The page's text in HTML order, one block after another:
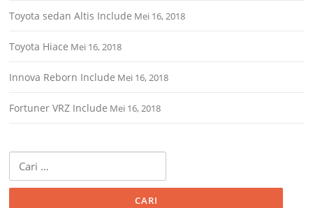
Toyota sedan Altis Include Mei 16, 2018
Toyota Hiace Mei 16, 2018
Innova Reborn Include Mei 16, 2018
Fortuner VRZ Include Mei 16, 2018
untuk: